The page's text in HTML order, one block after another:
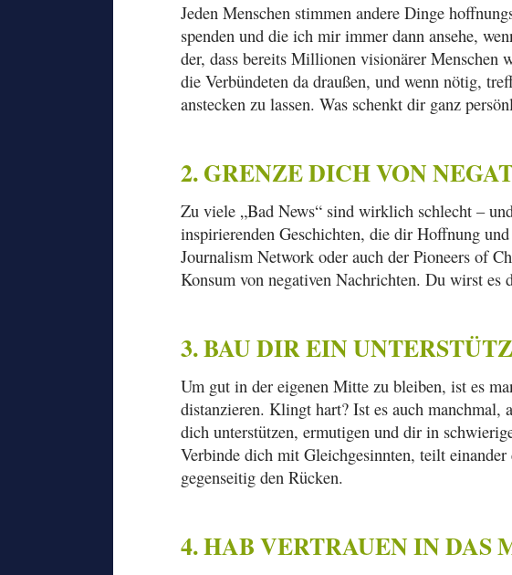
Jeden Menschen stimmen andere Dinge
spenden und die ich mir immer dann ansehe,
der, dass bereits Millionen visionärer
die Verbündeten da draußen, und wenn nötig,
anstecken zu lassen. Was schenkt dir ganz
2. GRENZE DICH VON
Zu viele „Bad News“ sind wirklich schlecht –
inspirierenden Geschichten, die dir Hoffnung
Journalism Network oder auch der Pioneers of
Konsum von negativen Nachrichten. Du wirst es
3. BAU DIR EIN
Um gut in der eigenen Mitte zu bleiben, ist es
distanzieren. Klingt hart? Ist es auch
dich unterstützen, ermutigen und dir in
Verbinde dich mit Gleichgesinnten, teilt
gegenseitig den Rücken.
4. HAB VERTRAUEN IN